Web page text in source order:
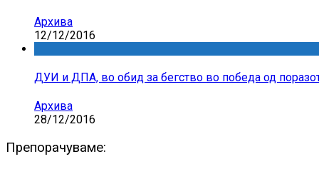
Архива
12/12/2016
ДУИ и ДПА, во обид за бегство во победа од
Архива
28/12/2016
Препорачуваме: